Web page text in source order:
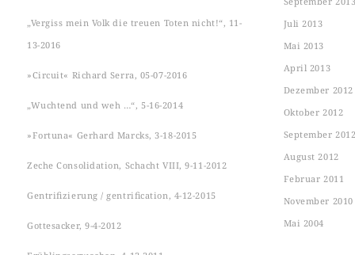
„Vergiss mein Volk die treuen Toten nicht!“, 11-
13-2016
»Circuit« Richard Serra, 05-07-2016
„Wuchtend und weh …“, 5-16-2014
»Fortuna« Gerhard Marcks, 3-18-2015
Zeche Consolidation, Schacht VIII, 9-11-2012
Gentrifizierung / gentrification, 4-12-2015
Gottesacker, 9-4-2012
Juli 2013
Mai 2013
April 2013
Dezember 2012
Oktober 2012
September
August 2012
Februar 2011
November 2010
Mai 2004